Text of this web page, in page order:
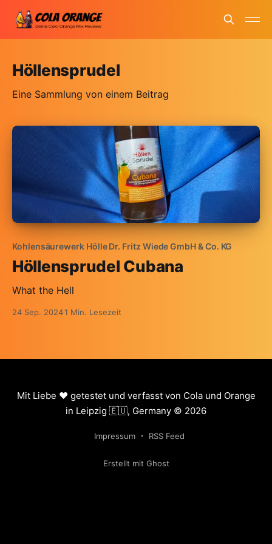
Höllensprudel
Eine Sammlung von einem Beitrag
Kohlensäurewerk Hölle Dr. Fritz Wiede GmbH & Co. KG
Höllensprudel Cubana
What the Hell
24 Sep. 20241 Min. Lesezeit
Mit Liebe ❤️ getestet und verfasst von Cola und Orange
in Leipzig 🇪🇺, Germany © 2026
Impressum RSS Feed
Erstellt mit Ghost